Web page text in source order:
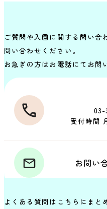
ご質問や入園に関する問い合
問い合わせください。
お急ぎの方はお電話にてお問
03-
受付時間
お問い
よくある質問はこちらにまと